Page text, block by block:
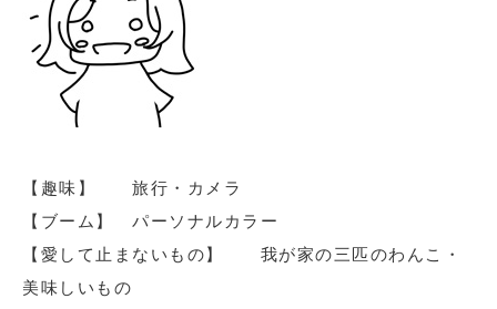
【趣味】 旅行・カメラ
【ブーム】 パーソナルカラー
【愛して止まないもの】 我が家の三匹のわんこ・
美味しいもの